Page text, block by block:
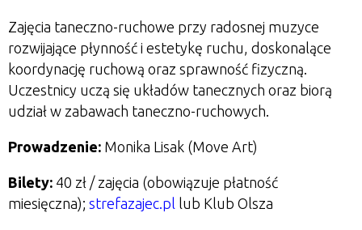
Zajęcia taneczno-ruchowe przy radosnej muzyce
rozwijające płynność i estetykę ruchu, doskonalące
koordynację ruchową oraz sprawność fizyczną.
Uczestnicy uczą się układów tanecznych oraz biorą
udział w zabawach taneczno-ruchowych.
Prowadzenie: Monika Lisak (Move Art)
Bilety: 40 zł / zajęcia (obowiązuje płatność
miesięczna); strefazajec.pl lub Klub Olsza